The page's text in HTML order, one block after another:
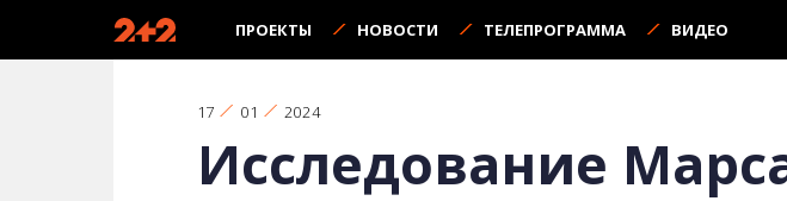
ПРОЕКТЫ НОВОСТИ ТЕЛЕПРОГРАММА ВИДЕО
17 01 2024
Исследование